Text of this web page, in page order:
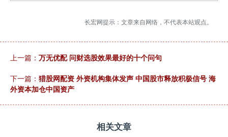
长宏网提示：文章来自网络，不代表本站观点。
上一篇： 万无优配 问财选股效果最好的十个问句
下一篇： 猎股网配资 外资机构集体发声 中国股市释放积极信号 海
外资本加仓中国资产
相关文章